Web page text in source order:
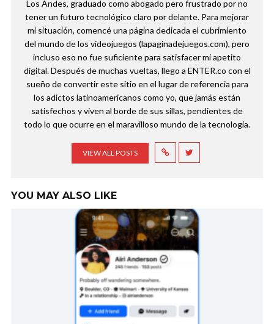
Los Andes, graduado como abogado pero frustrado por no
tener un futuro tecnológico claro por delante. Para mejorar
mi situación, comencé una página dedicada el cubrimiento
del mundo de los videojuegos (lapaginadejuegos.com), pero
incluso eso no fue suficiente para satisfacer mi apetito
digital. Después de muchas vueltas, llego a ENTER.co con el
sueño de convertir este sitio en el lugar de referencia para
los adictos latinoamericanos como yo, que jamás están
satisfechos y viven al borde de sus sillas, pendientes de
todo lo que ocurre en el maravilloso mundo de la tecnología.
VIEW ALL POSTS
YOU MAY ALSO LIKE